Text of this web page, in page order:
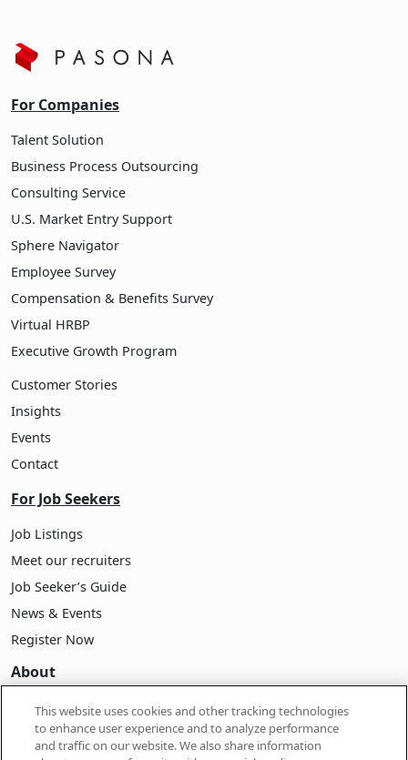
For Companies
Talent Solution
Business Process Outsourcing
Consulting Service
U.S. Market Entry Support
Sphere Navigator
Employee Survey
Compensation & Benefits Survey
Virtual HRBP
Executive Growth Program
Customer Stories
Insights
Events
Contact
For Job Seekers
Job Listings
Meet our recruiters
Job Seeker’s Guide
News & Events
Register Now
About
About Pasona
Company Information
This website uses cookies and other tracking technologies
to enhance user experience and to analyze performance
and traffic on our website. We also share information